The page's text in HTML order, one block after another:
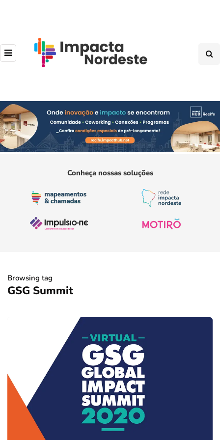
Conheça nossas soluções
Browsing tag
GSG Summit